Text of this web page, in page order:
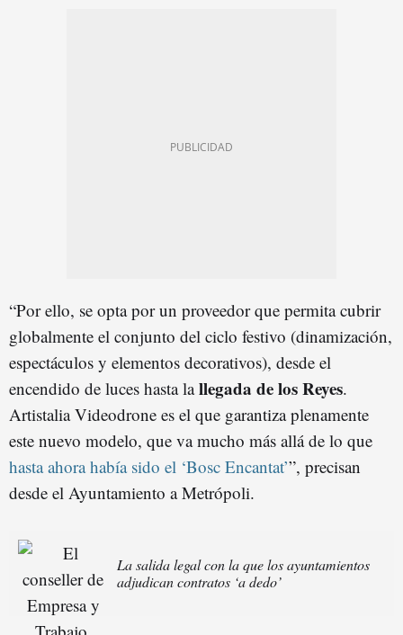
“Por ello, se opta por un proveedor que permita cubrir
globalmente el conjunto del ciclo festivo (dinamización,
espectáculos y elementos decorativos), desde el
encendido de luces hasta lallegada de los Reyes.
Artistalia Videodrone es el que garantiza plenamente
este nuevo modelo, que va mucho más allá de lo que
hasta ahora había sido el ‘Bosc Encantat’”, precisan
desde el Ayuntamiento a Metrópoli.
La salida legal con la que los ayuntamientos
adjudican contratos ‘a dedo’